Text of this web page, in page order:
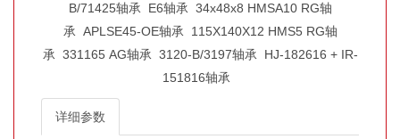
B/71425轴承 E6轴承 34x48x8 HMSA10 RG轴
承 APLSE45-OE轴承 115X140X12 HMS5 RG轴
承 331165 AG轴承 3120-B/3197轴承 HJ-182616 + IR-
151816轴承
详细参数